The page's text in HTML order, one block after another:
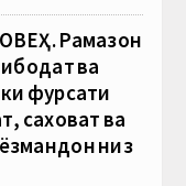
Рамазон
ва
фурсати
саховат ва
низ